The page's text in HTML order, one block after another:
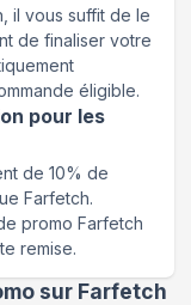
il vous suffit de le
de finaliser votre
éligible.
pour les
de 10% de
Farfetch.
promo Farfetch
remise.
sur Farfetch